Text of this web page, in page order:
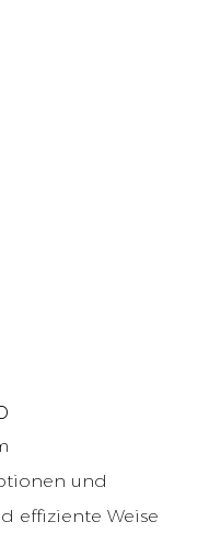
und
effiziente Weise